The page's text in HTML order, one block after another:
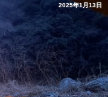
2025年1月13日